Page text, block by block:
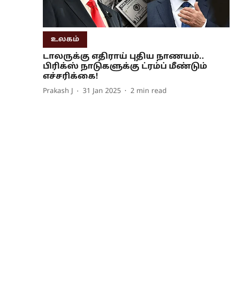
உலகம்
டாலருக்கு எதிராய் புதிய நாணயம்..
பிரிக்ஸ் நாடுகளுக்கு ட்ரம்ப் மீண்டும்
எச்சரிக்கை!
Prakash J 31 Jan 2025 2 min read